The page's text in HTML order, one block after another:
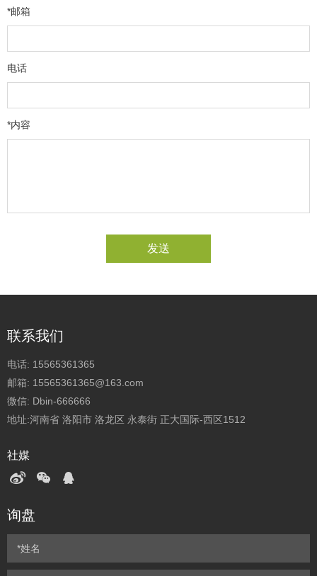
*邮箱
电话
*内容
发送
联系我们
电话: 15565361365
邮箱: 15565361365@163.com
微信: Dbin-666666
地址:河南省 洛阳市 洛龙区 永泰街 正大国际-西区1512
社媒
询盘